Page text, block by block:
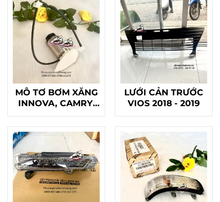
MÔ TƠ BƠM XĂNG
INNOVA, CAMRY,
VIOS , HIACE
LƯỚI CẢN TRƯỚC
VIOS 2018 - 2019